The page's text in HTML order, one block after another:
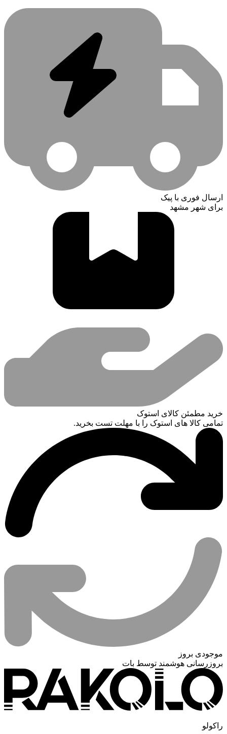
ارسال فوری با پیک
برای شهر مشهد
خرید مطمئن کالای استوک
تمامی کالا های استوک را با مهلت تست بخرید.
موجودی بروز
بروزرسانی هوشمند توسط بات
راکولو